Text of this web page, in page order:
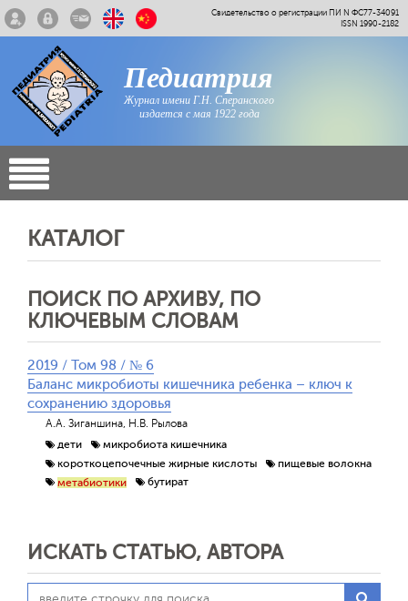
Свидетельство о регистрации ПИ N ФС77-34091
ISSN 1990-2182
Педиатрия
Журнал имени Г.Н. Сперанского
издается с мая 1922 года
КАТАЛОГ
ПОИСК ПО АРХИВУ, ПО
КЛЮЧЕВЫМ СЛОВАМ
2019 / Том 98 / № 6
Баланс микробиоты кишечника ребенка – ключ к
сохранению здоровья
А.А. Зиганшина, Н.В. Рылова
дети
микробиота кишечника
короткоцепочечные жирные кислоты
пищевые волокна
метабиотики
бутират
ИСКАТЬ СТАТЬЮ, АВТОРА